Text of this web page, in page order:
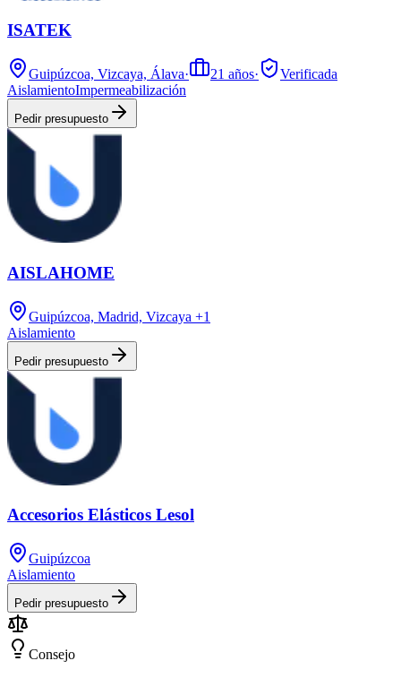
ISATEK
Guipúzcoa, Vizcaya, Álava· 21 años·
Verificada
AislamientoImpermeabilización
Pedir presupuesto
AISLAHOME
Guipúzcoa, Madrid, Vizcaya +1
Aislamiento
Pedir presupuesto
Accesorios Elásticos Lesol
Guipúzcoa
Aislamiento
Pedir presupuesto
Consejo